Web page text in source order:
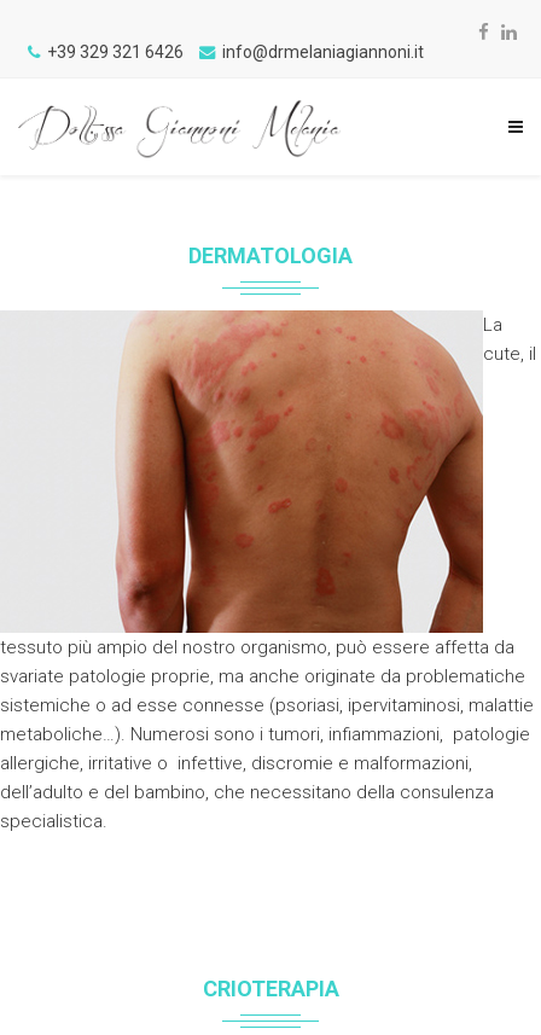
+39 329 321 6426 info@drmelaniagiannoni.it
DERMATOLOGIA
La
cute, il
tessuto più ampio del nostro organismo, può essere affetta da
svariate patologie proprie, ma anche originate da problematiche
sistemiche o ad esse connesse (psoriasi, ipervitaminosi, malattie
metaboliche…). Numerosi sono i tumori, infiammazioni, patologie
allergiche, irritative o infettive, discromie e malformazioni,
dell’adulto e del bambino, che necessitano della consulenza
specialistica.
CRIOTERAPIA